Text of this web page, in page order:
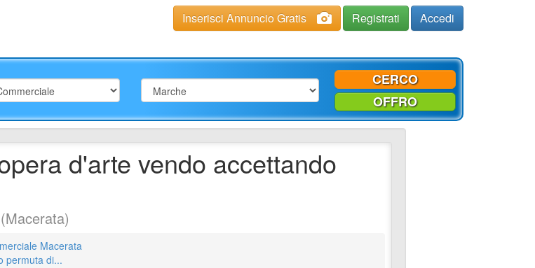
Inserisci Annuncio Gratis Registrati Accedi
CERCO
OFFRO
d'arte vendo accettando
Macerata
permuta di...